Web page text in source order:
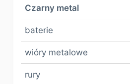
Czarny metal
baterie
wióry metalowe
rury